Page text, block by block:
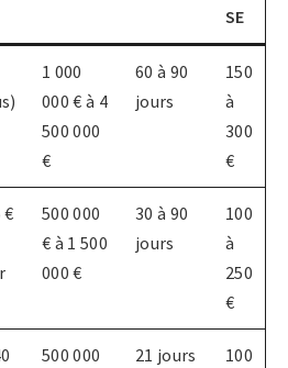
SE
1 000
000 € à 4
500 000
€
60 à 90
jours
150
à
300
€
€
500 000
€ à 1 500
000 €
30 à 90
jours
100
à
250
€
500 000
21 jours
100